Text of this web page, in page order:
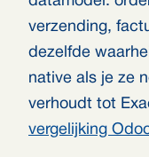
verzending,
dezelfde
native als je ze
verhoudt tot
vergelijking